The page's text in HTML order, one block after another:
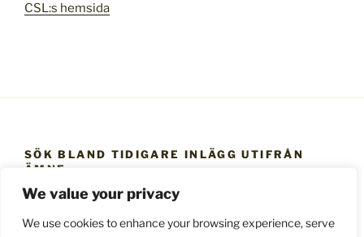
We value your privacy
We use cookies to enhance your browsing experience, serve
CSL:s hemsida
SÖK BLAND TIDIGARE INLÄGG UTIFRÅN
ÄMNE
Sök
bland